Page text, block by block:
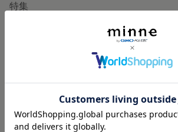
特集
ヴィンテージ販売
ダウンロード販売